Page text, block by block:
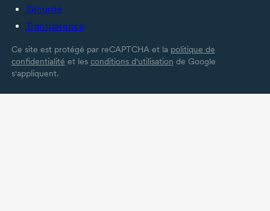
Sécurité
Transparence
Ce site est protégé par reCAPTCHA et la politique de
confidentialité et les conditions d'utilisation de Google
s'appliquent.